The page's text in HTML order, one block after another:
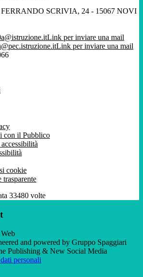
SCRIVIA, 24 - 15067 NOVI
Link per inviare una mail
Link per inviare una mail
con il Pubblico
cookie
33480 volte
and powered by Gruppo Spaggiari
Publishing & New Social Media
personali